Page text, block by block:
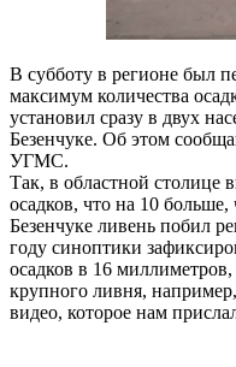
В субботу в регионе был
максимум количества
установил сразу в двух
Безенчуке. Об этом
УГМС.
Так, в областной столице
осадков, что на 10
Безенчуке ливень побил
году синоптики
осадков в 16
крупного ливня,
видео, которое нам